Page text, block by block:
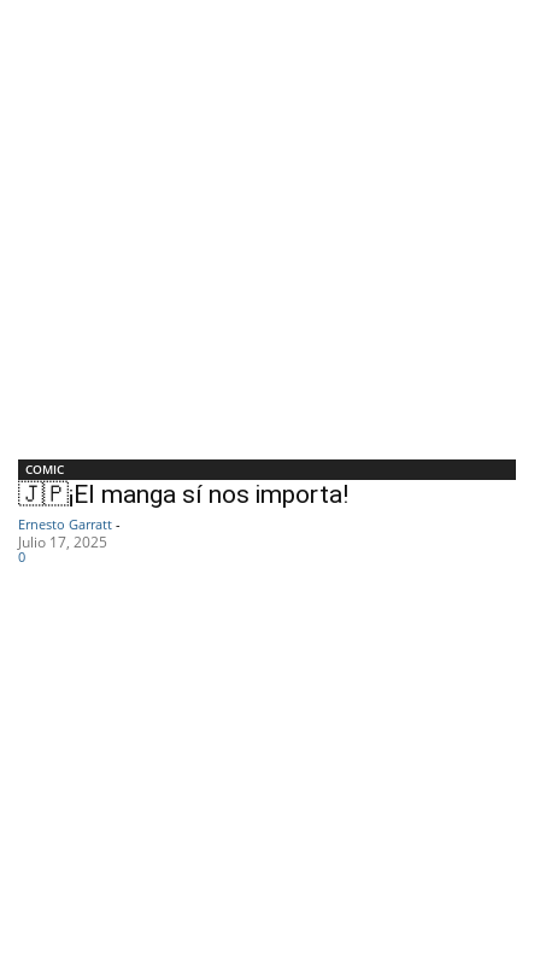
COMIC
🇯🇵¡El manga sí nos importa!
Ernesto Garratt -
Julio 17, 2025
0